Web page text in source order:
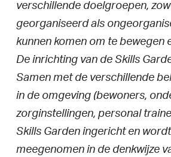
verschillende doelgroepen,
georganiseerd als
kunnen komen om te bewegen
De inrichting van de Skills
Samen met de verschillende
in de omgeving (bewoners,
zorginstellingen, personal
Skills Garden ingericht en
meegenomen in de denkwijze